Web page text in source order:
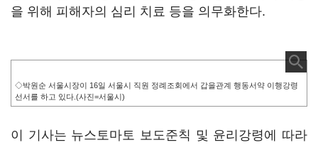
을 위해 피해자의 심리 치료 등을 의무화한다.
◇박원순 서울시장이 16일 서울시 직원 정례조회에서 갑을관계 행동서약 이행강령
선서를 하고 있다.(사진=서울시)
이 기사는 뉴스토마토 보도준칙 및 윤리강령에 따라